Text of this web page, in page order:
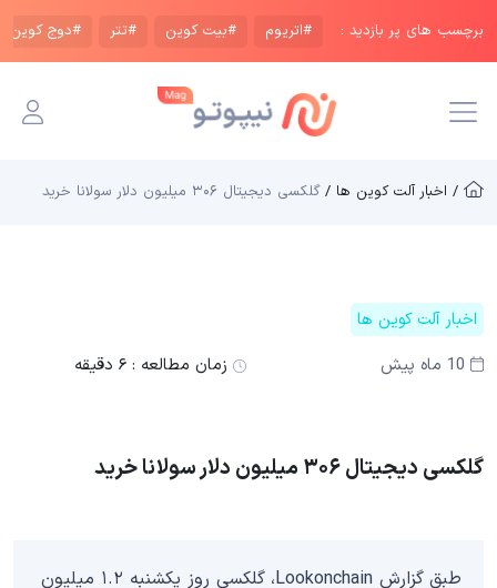
برچسب های پر بازدید : #اتریوم #بیت کوین #تتر #دوج کوین
/ اخبار آلت کوین ها / گلکسی دیجیتال ۳۰۶ میلیون دلار سولانا خرید
اخبار آلت کوین ها
10 ماه پیش
زمان مطالعه : ۶ دقیقه
گلکسی دیجیتال ۳۰۶ میلیون دلار سولانا خرید
طبق گزارش Lookonchain، گلکسی روز یکشنبه ۱.۲ میلیون